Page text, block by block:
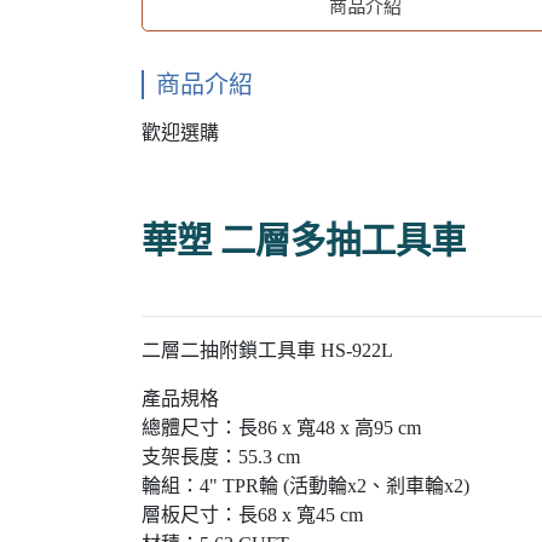
商品介紹
商品介紹
歡迎選購
華塑 二層多抽工具車
二層二抽附鎖工具車 HS-922L
產品規格
總體尺寸：長86 x 寬48 x 高95 cm
支架長度：55.3 cm
輪組：4" TPR輪 (活動輪x2、剎車輪x2)
層板尺寸：長68 x 寬45 cm